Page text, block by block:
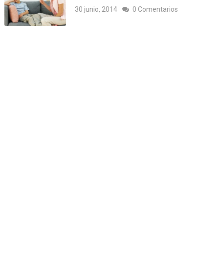
30 junio, 2014 0 Comentarios